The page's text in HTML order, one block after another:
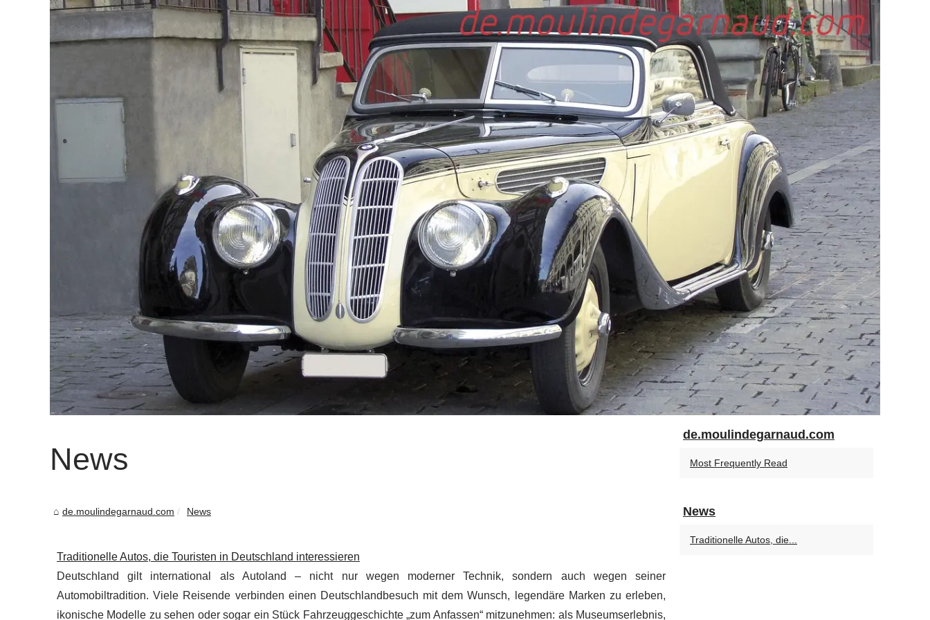
News
de.moulindegarnaud.com News
Traditionelle Autos, die Touristen in Deutschland interessieren
Deutschland gilt international als Autoland – nicht nur wegen moderner Technik, sondern auch wegen seiner
Automobiltradition. Viele Reisende verbinden einen Deutschlandbesuch mit dem Wunsch, legendäre Marken zu erleben,
ikonische Modelle zu sehen oder sogar ein Stück Fahrzeuggeschichte „zum Anfassen“ mitzunehmen: als Museumserlebnis,
de.moulindegarnaud.com
Most Frequently Read
News
Traditionelle Autos, die...